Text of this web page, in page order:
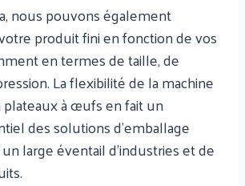
nous pouvons également
produit fini en fonction de vos
en termes de taille, de
La flexibilité de la machine
à œufs en fait un
des solutions d'emballage
large éventail d'industries et de